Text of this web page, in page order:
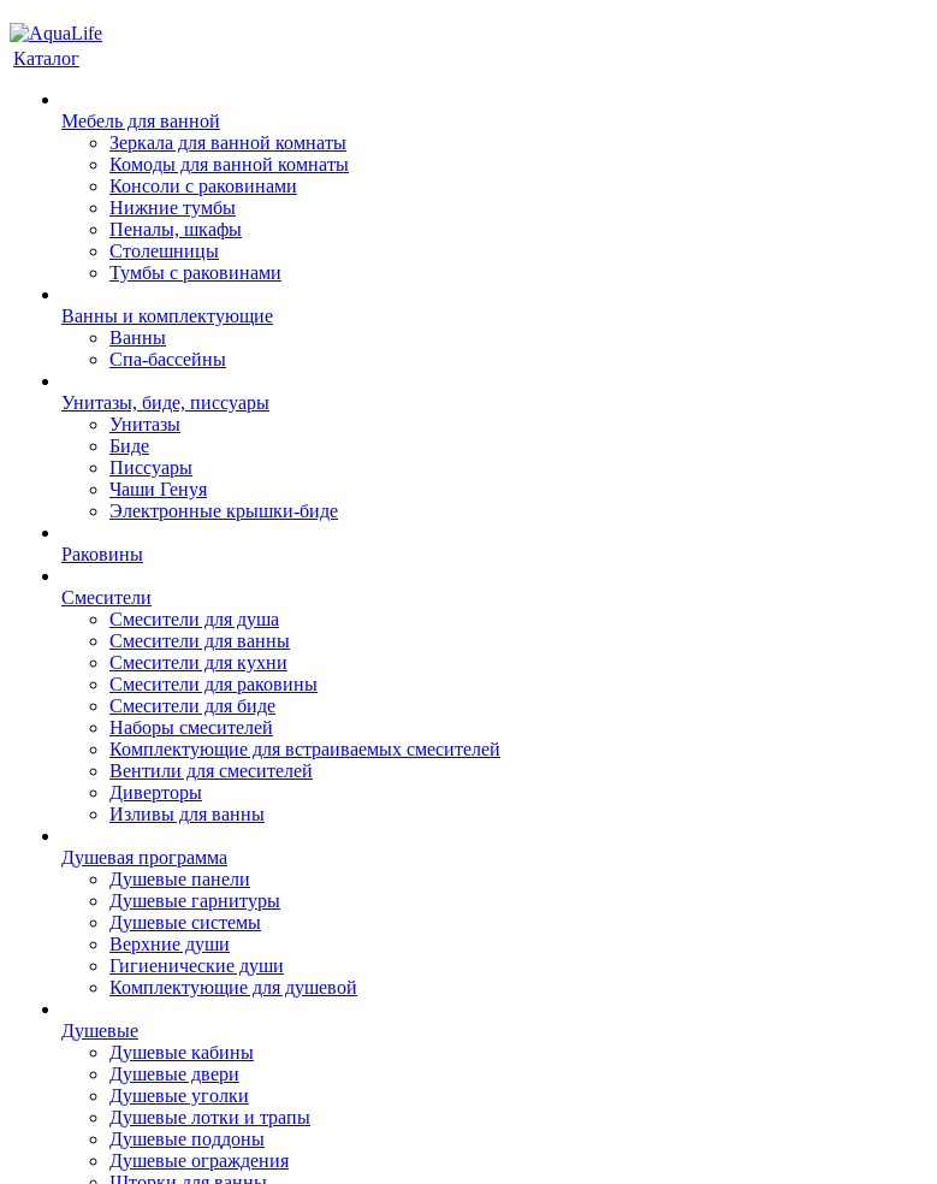
Каталог
Мебель для ванной
Зеркала для ванной комнаты
Комоды для ванной комнаты
Консоли с раковинами
Нижние тумбы
Пеналы, шкафы
Столешницы
Тумбы с раковинами
Ванны и комплектующие
Ванны
Спа-бассейны
Унитазы, биде, писсуары
Унитазы
Биде
Писсуары
Чаши Генуя
Электронные крышки-биде
Раковины
Смесители
Смесители для душа
Смесители для ванны
Смесители для кухни
Смесители для раковины
Смесители для биде
Наборы смесителей
Комплектующие для встраиваемых смесителей
Вентили для смесителей
Диверторы
Изливы для ванны
Душевая программа
Душевые панели
Душевые гарнитуры
Душевые системы
Верхние души
Гигиенические души
Комплектующие для душевой
Душевые
Душевые кабины
Душевые двери
Душевые уголки
Душевые лотки и трапы
Душевые поддоны
Душевые ограждения